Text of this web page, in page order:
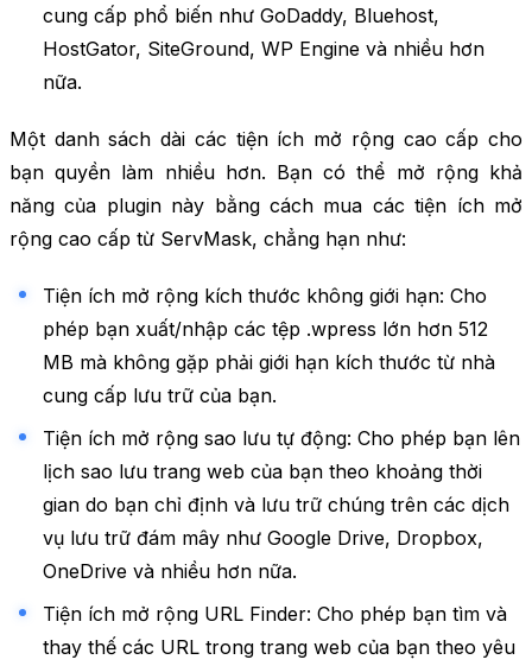
cung cấp phổ biến như GoDaddy, Bluehost,
HostGator, SiteGround, WP Engine và nhiều hơn
nữa.
Một danh sách dài các tiện ích mở rộng cao cấp cho
bạn quyền làm nhiều hơn. Bạn có thể mở rộng khả
năng của plugin này bằng cách mua các tiện ích mở
rộng cao cấp từ ServMask, chẳng hạn như:
Tiện ích mở rộng kích thước không giới hạn: Cho
phép bạn xuất/nhập các tệp .wpress lớn hơn 512
MB mà không gặp phải giới hạn kích thước từ nhà
cung cấp lưu trữ của bạn.
Tiện ích mở rộng sao lưu tự động: Cho phép bạn lên
lịch sao lưu trang web của bạn theo khoảng thời
gian do bạn chỉ định và lưu trữ chúng trên các dịch
vụ lưu trữ đám mây như Google Drive, Dropbox,
OneDrive và nhiều hơn nữa.
Tiện ích mở rộng URL Finder: Cho phép bạn tìm và
thay thế các URL trong trang web của bạn theo yêu